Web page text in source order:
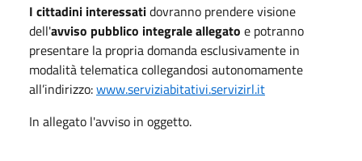
I cittadini interessatidovranno prendere visione
dell'avviso pubblico integrale allegato e potranno
presentare la propria domanda esclusivamente in
modalità telematica collegandosi autonomamente
all’indirizzo:www.serviziabitativi.servizirl.it
In allegato l'avviso in oggetto.